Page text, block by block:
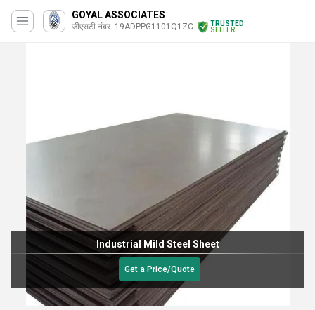
GOYAL ASSOCIATES
जीएसटी नंबर. 19ADPPG1101Q1ZC
TRUSTED
SELLER
Industrial Mild Steel Sheet
Get a Price/Quote